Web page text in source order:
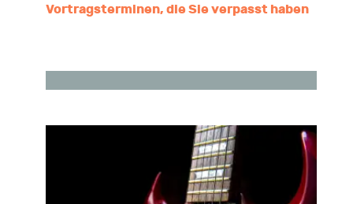
Vortragsterminen, die Sie verpasst haben